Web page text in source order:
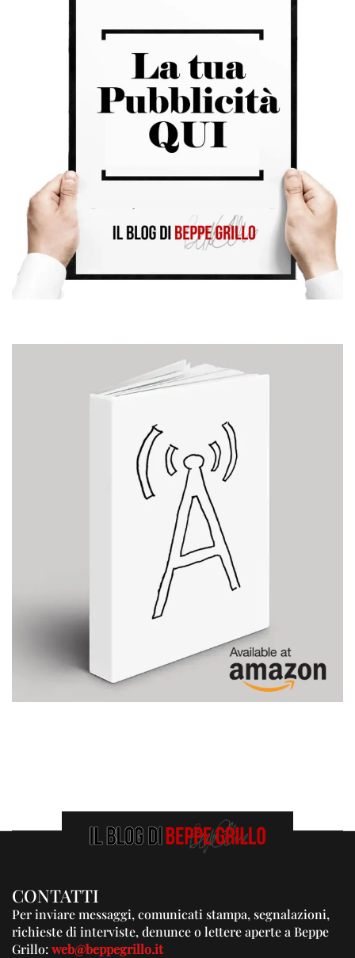
CONTATTI
Per inviare messaggi, comunicati stampa, segnalazioni,
richieste di interviste, denunce o lettere aperte a Beppe
Grillo:web@beppegrillo.it